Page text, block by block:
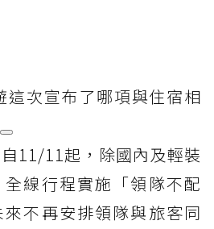
這次宣布了哪項與住宿相
11/11起，除國內及輕裝
線行程實施「領隊不配
不再安排領隊與旅客同